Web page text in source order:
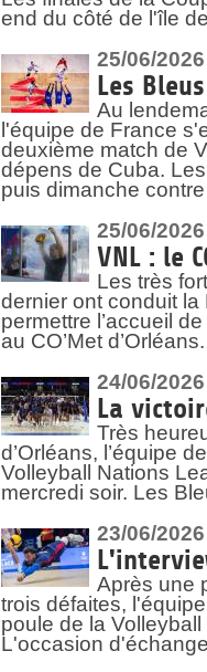
end du côté de l'île
25/06/2026
Les
Au
l'équipe de France
deuxième match de
dépens de Cuba.
puis dimanche
25/06/2026
VNL : le
Les très
dernier ont conduit
permettre l’accueil
au CO’Met d’Orléans.
24/06/2026
La
Très
d’Orléans, l’équipe
Volleyball Nations
mercredi soir. Les
23/06/2026
Après une
trois défaites,
poule de la
L'occasion